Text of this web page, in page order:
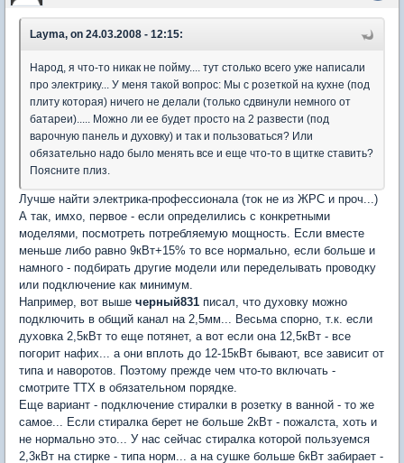
Layma, on 24.03.2008 - 12:15:
Народ, я что-то никак не пойму.... тут столько всего уже написали
про электрику... У меня такой вопрос: Мы с розеткой на кухне (под
плиту которая) ничего не делали (только сдвинули немного от
батареи)..... Можно ли ее будет просто на 2 развести (под
варочную панель и духовку) и так и пользоваться? Или
обязательно надо было менять все и еще что-то в щитке ставить?
Поясните плиз.
Лучше найти электрика-профессионала (ток не из ЖРС и проч...)
А так, имхо, первое - если определились с конкретными
моделями, посмотреть потребляемую мощность. Если вместе
меньше либо равно 9кВт+15% то все нормально, если больше и
намного - подбирать другие модели или переделывать проводку
или подключение как минимум.
Например, вот выше черный831 писал, что духовку можно
подключить в общий канал на 2,5мм... Весьма спорно, т.к. если
духовка 2,5кВт то еще потянет, а вот если она 12,5кВт - все
погорит нафих... а они вплоть до 12-15кВт бывают, все зависит от
типа и наворотов. Поэтому прежде чем что-то включать -
смотрите ТТХ в обязательном порядке.
Еще вариант - подключение стиралки в розетку в ванной - то же
самое... Если стиралка берет не больше 2кВт - пожалста, хоть и
не нормально это... У нас сейчас стиралка которой пользуемся
2,3кВт на стирке - типа норм... а на сушке больше 6кВт забирает -